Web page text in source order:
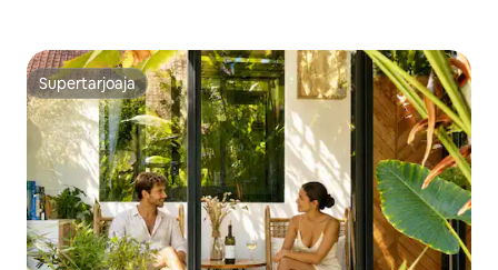
Supertarjoaja
Supertarjoaja